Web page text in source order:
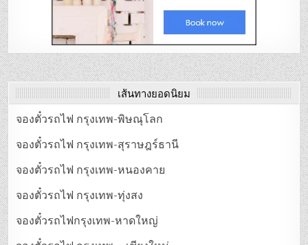
เส้นทางยอดนิยม
จองตั๋วรถไฟ กรุงเทพ-พิษณุโลก
จองตั๋วรถไฟ กรุงเทพ-สุราษฎร์ธานี
จองตั๋วรถไฟ กรุงเทพ-หนองคาย
จองตั๋วรถไฟ กรุงเทพ-ทุ่งสง
จองตั๋วรถไฟกรุงเทพ-หาดใหญ่